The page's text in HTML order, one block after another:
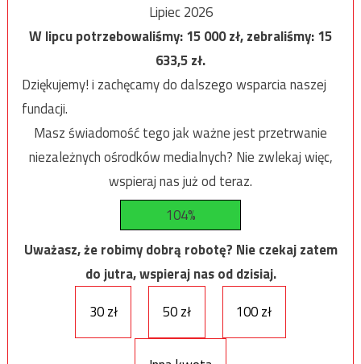
Lipiec 2026
W lipcu potrzebowaliśmy:15 000zł, zebraliśmy:15
633,5zł.
Dziękujemy! i zachęcamy do dalszego wsparcia naszej
fundacji.
Masz świadomość tego jak ważne jest przetrwanie
niezależnych ośrodków medialnych? Nie zwlekaj więc,
wspieraj nas już od teraz.
104%
Uważasz, że robimy dobrą robotę? Nie czekaj zatem
do jutra, wspieraj nas od dzisiaj.
30 zł
50 zł 100 zł